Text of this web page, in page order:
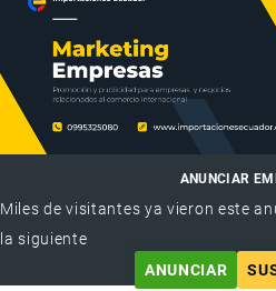
ANUNCIAR
Miles de visitantes ya vieron este
la siguiente
ANUNCIAR